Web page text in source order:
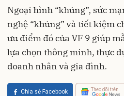
Ngoại hình “khủng”, sức
nghệ “khủng” và tiết kiệm
ưu điểm đó của VF 9 giúp
lựa chọn thông minh, thực
doanh nhân và gia đình.
Chia sẻ Facebook Theo dõi trên